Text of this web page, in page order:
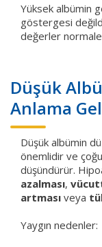
Yüksek albümin
göstergesi
değerler
Düşük
Anlama
Düşük albümin
önemlidir ve
düşündürür.
azalması,
artması veya
Yaygın nedenler: